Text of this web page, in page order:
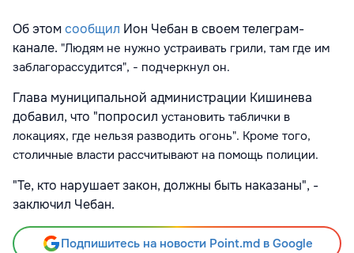
Об этомсообщил Ион Чебан в своем телеграм-
канале. "Людям не нужно устраивать грили, там где им
заблагорассудится", - подчеркнул он.
Глава муниципальной администрации Кишинева
добавил, что "попросил установить таблички в
локациях, где нельзя разводить огонь". Кроме того,
столичные власти рассчитывают на помощь полиции.
"Те, кто нарушает закон, должны быть наказаны", -
заключил Чебан.
Подпишитесь на новости Point.md в Google